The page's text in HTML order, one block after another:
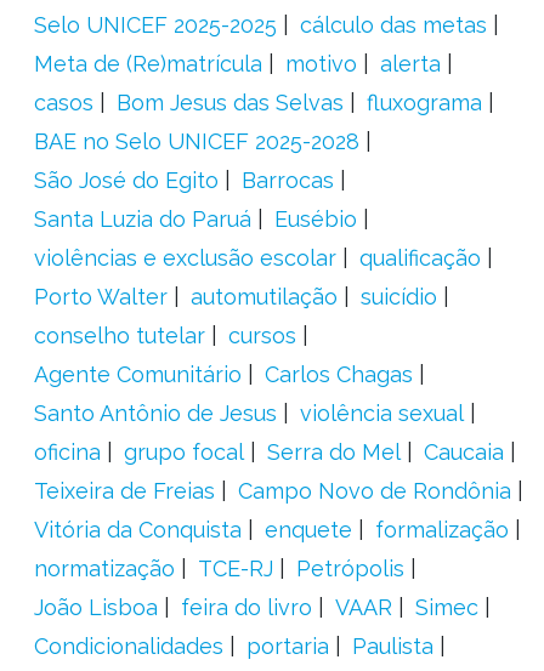
Selo UNICEF 2025-2025
cálculo das metas
Meta de (Re)matrícula
motivo
alerta
casos
Bom Jesus das Selvas
fluxograma
BAE no Selo UNICEF 2025-2028
São José do Egito
Barrocas
Santa Luzia do Paruá
Eusébio
violências e exclusão escolar
qualificação
Porto Walter
automutilação
suicídio
conselho tutelar
cursos
Agente Comunitário
Carlos Chagas
Santo Antônio de Jesus
violência sexual
oficina
grupo focal Serra do Mel
Caucaia
Teixeira de Freias
Campo Novo de Rondônia
Vitória da Conquista
enquete
formalização
normatização
TCE-RJ
Petrópolis
João Lisboa
feira do livro VAAR
Simec
Condicionalidades
portaria
Paulista